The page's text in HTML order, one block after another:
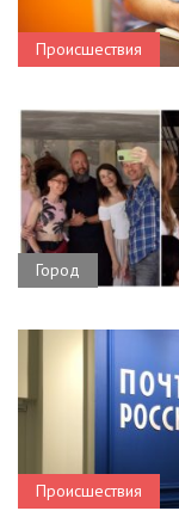
Происшествия
Город
Происшествия